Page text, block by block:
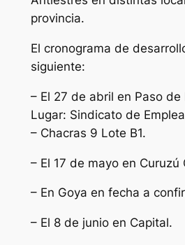
provincia.
El cronograma de
siguiente:
– El 27 de abril en Paso de
Lugar: Sindicato de
– Chacras 9 Lote B1.
– El 17 de mayo en Curuzú
– En Goya en fecha a
– El 8 de junio en Capital.